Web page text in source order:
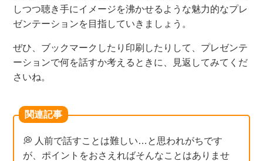
しつつ聴き手にイメージを沸かせるような魅力的なプレ
ゼンテーションを 目指 していきましょう。
ぜひ、ブックマークしたり印刷したりして、プレゼンテ
ーションで何を話すか考えるときに、見返してみてくだ
さいね。
関連記事
💭 人前で話すことは難しい…と思われがちです
が、ポイントをおさえればそんなことはありませ